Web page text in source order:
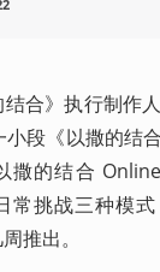
合》执行制作
小段《以撒的结
撒的结合
常挑战三种模
推出。